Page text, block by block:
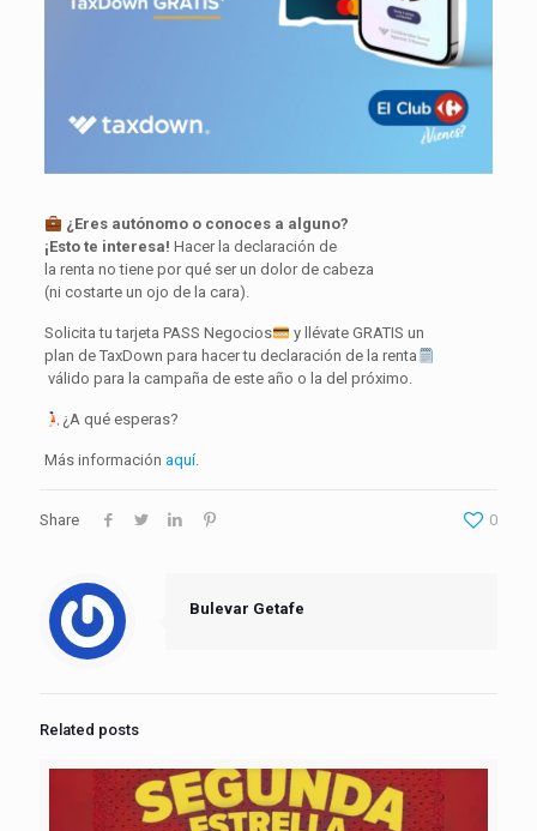
¿Eres autónomo o conoces a alguno?
¡Esto te interesa! Hacer la declaración de
la renta no tiene por qué ser un dolor de cabeza
(ni costarte un ojo de la cara).
Solicita tu tarjeta PASS Negocios
y llévate GRATIS un
plan de TaxDown para hacer tu declaración de la renta
válido para la campaña de este año o la del próximo.
¿A qué esperas?
Más información aquí.
Share 0
Bulevar Getafe
Related posts